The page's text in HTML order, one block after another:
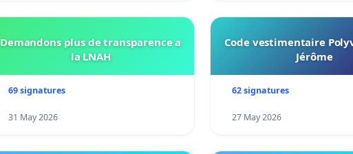
Demandons plus de transparence a
la LNAH
69 signatures
31 May 2026
Code vestimentaire
Jérôme
62 signatures
27 May 2026